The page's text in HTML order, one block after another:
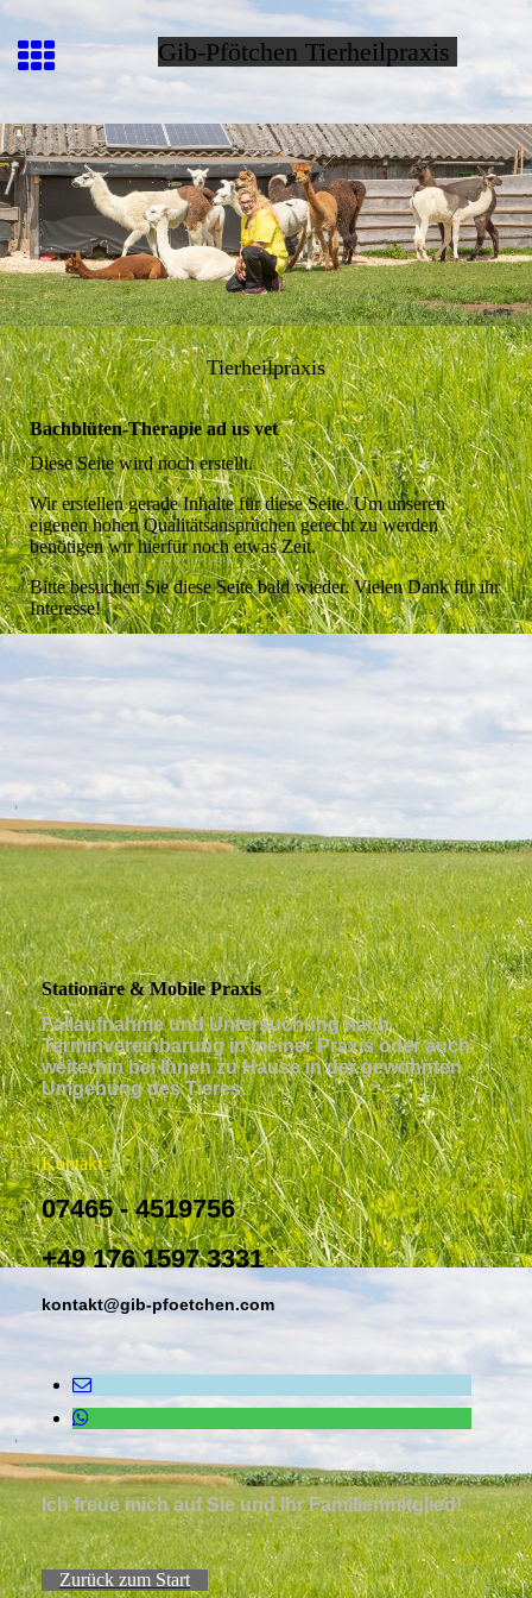
Gib-Pfötchen Tierheilpraxis
Tierheilpraxis
Bachblüten-Therapie ad us vet
Diese Seite wird noch erstellt.
Wir erstellen gerade Inhalte für diese Seite. Um unseren
eigenen hohen Qualitätsansprüchen gerecht zu werden
benötigen wir hierfür noch etwas Zeit.
Bitte besuchen Sie diese Seite bald wieder. Vielen Dank für ihr
Interesse!
Stationäre & Mobile Praxis
Fallaufnahme und Untersuchung nach
Terminvereinbarung in meiner Praxis oder auch
weiterhin bei Ihnen zu Hause in der gewohnten
Umgebung des Tieres.
Kontakt:
07465 - 4519756
+49 176 1597 3331
kontakt@gib-pfoetchen.com
Ich freue mich auf Sie und Ihr Familienmitglied!
Zurück zum Start